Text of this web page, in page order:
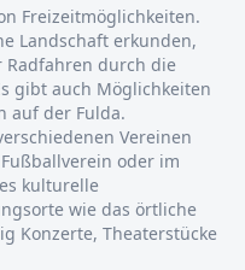
Freizeitmöglichkeiten.
Landschaft erkunden,
Radfahren durch die
gibt auch Möglichkeiten
auf der Fulda.
Vereinen
oder im
kulturelle
wie das örtliche
Konzerte, Theaterstücke